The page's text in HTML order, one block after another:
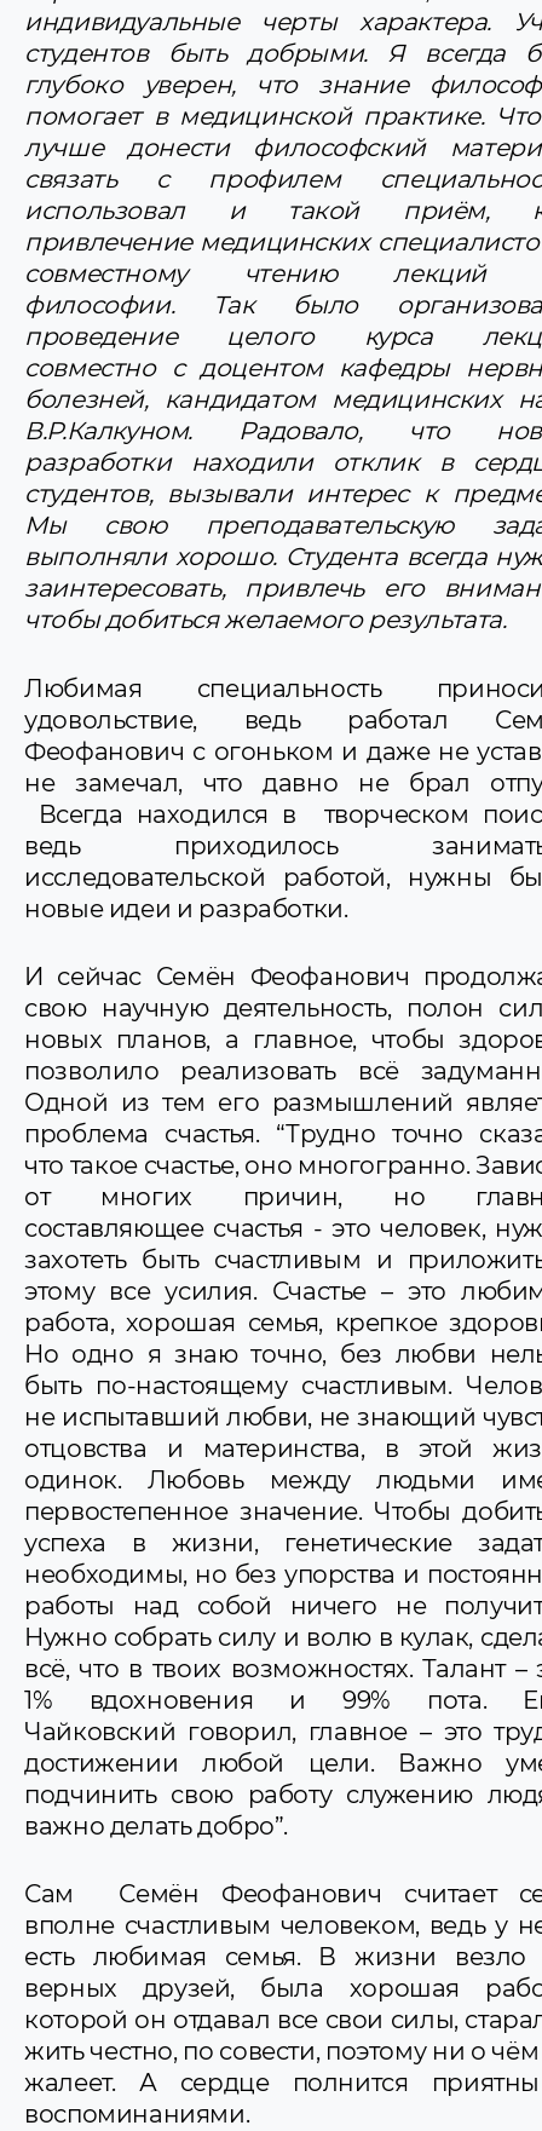
индивидуальные черты характера.
студентов быть добрыми. Я всегда
глубоко уверен, что знание
помогает в медицинской практике.
лучше донести философский
связать с профилем
использовал и такой приём,
привлечение медицинских
совместному чтению лекций
философии. Так было
проведение целого курса
совместно с доцентом кафедры
болезней, кандидатом медицинских
В.Р.Калкуном. Радовало, что
разработки находили отклик в
студентов, вызывали интерес к
Мы свою преподавательскую
выполняли хорошо. Студента всегда
заинтересовать, привлечь его
чтобы добиться желаемого результата.
Любимая специальность
удовольствие, ведь работал
Феофанович с огоньком и даже не
не замечал, что давно не брал
Всегда находился в творческом
ведь приходилось
исследовательской работой, нужны
новые идеи и разработки.
И сейчас Семён Феофанович
свою научную деятельность, полон
новых планов, а главное, чтобы
позволило реализовать всё
Одной из тем его размышлений
проблема счастья. “Трудно точно
что такое счастье, оно многогранно.
от многих причин, но
составляющее счастья - это человек,
захотеть быть счастливым и
этому все усилия. Счастье – это
работа, хорошая семья, крепкое
Но одно я знаю точно, без любви
быть по-настоящему счастливым.
не испытавший любви, не знающий
отцовства и материнства, в этой
одинок. Любовь между людьми
первостепенное значение. Чтобы
успеха в жизни, генетические
необходимы, но без упорства и
работы над собой ничего не
Нужно собрать силу и волю в кулак,
всё, что в твоих возможностях. Талант –
1% вдохновения и 99% пота.
Чайковский говорил, главное – это
достижении любой цели. Важно
подчинить свою работу служению
важно делать добро”.
Сам Семён Феофанович считает
вполне счастливым человеком, ведь у
есть любимая семья. В жизни везло
верных друзей, была хорошая
которой он отдавал все свои силы,
жить честно, по совести, поэтому ни о
жалеет. А сердце полнится
воспоминаниями.